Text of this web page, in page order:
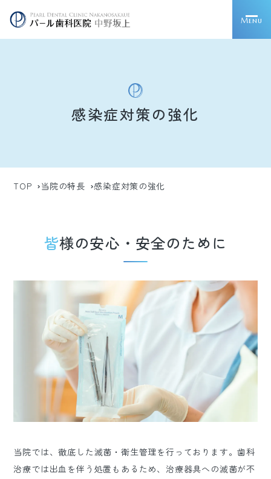
Menu
感染症対策の強化
TOP 当院の特長 感染症対策の強化
皆様の安心・安全のために
当院では、徹底した滅菌・衛生管理を行っております。歯科
治療では出血を伴う処置もあるため、治療器具への滅菌が不